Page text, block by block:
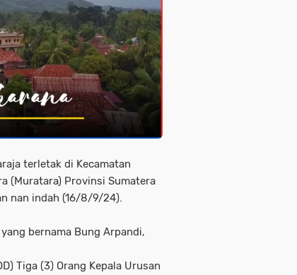
terletak di Kecamatan
(Muratara) Provinsi Sumatera
nan indah (16/8/9/24).
bernama Bung Arpandi,
Tiga (3) Orang Kepala Urusan